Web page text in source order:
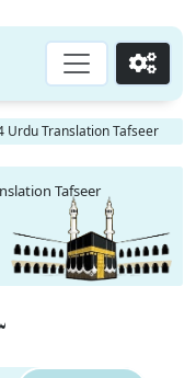
Go
Urdu Translation Tafseer
Tafseer